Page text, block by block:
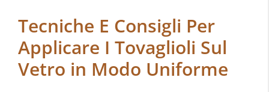
Tecniche E Consigli Per
Applicare I Tovaglioli Sul
Vetro in Modo Uniforme